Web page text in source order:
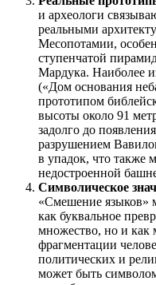
и археологи
реальными
Месопотамии,
ступенчатой
Мардука. Наиболее
(«Дом основания
прототипом
высоты около 91
задолго до
разрушением
в упадок, что также
недостроенной
Символическое
«Смешение языков»
как буквальное
множество, но и как
фрагментации
политических и
может быть